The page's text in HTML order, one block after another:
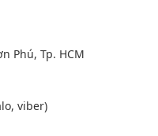
Phú, Tp. HCM
viber)